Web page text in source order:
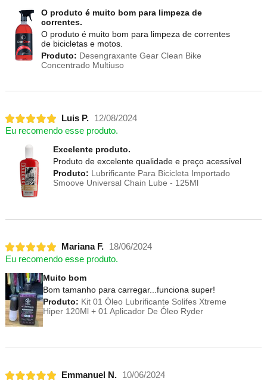
O produto é muito bom para limpeza de
correntes.
O produto é muito bom para limpeza de correntes
de bicicletas e motos.
Produto: Desengraxante Gear Clean Bike
Concentrado Multiuso
Luis P.
12/08/2024
Eu recomendo esse produto.
Excelente produto.
Produto de excelente qualidade e preço acessível
Produto: Lubrificante Para Bicicleta Importado
Smoove Universal Chain Lube - 125Ml
Mariana F.
18/06/2024
Eu recomendo esse produto.
Muito bom
Bom tamanho para carregar...funciona super!
Produto: Kit 01 Óleo Lubrificante Solifes Xtreme
Hiper 120Ml + 01 Aplicador De Óleo Ryder
Emmanuel N.
10/06/2024